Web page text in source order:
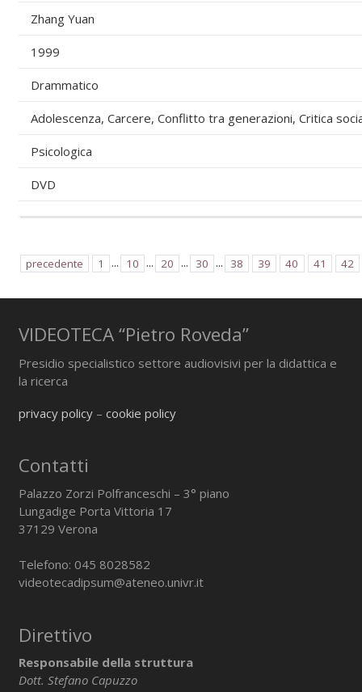
Zhang Yuan
1999
Drammatico
Adolescenza, Carcere, Conflitto tra generazioni, Critica
Psicologica
DVD
precedente 1 ... 10 ... 20 ... 30 ... 38 39 40 41 42
VIDEOTECA “Pietro Roveda”
Presidio specialistico settore audiovisivi per la didattica e
la ricerca
privacy policy– cookie policy
Contatti
Palazzo Zorzi Polfranceschi – 3° piano
Lungadige Porta Vittoria 17
37129 Verona
Telefono: 045 8028582
videotecadipsum@ateneo.univr.it
Direttivo
Responsabile della struttura
Dott. Stefano Capuzzo